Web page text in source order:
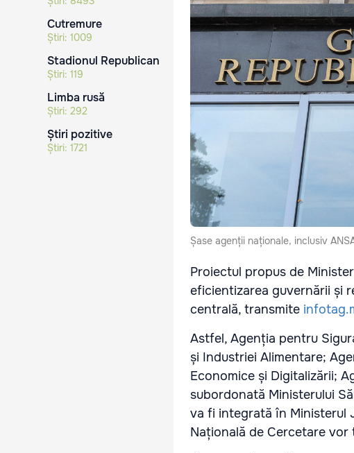
Cutremure
Știri: 1009
Stadionul Republican
Știri: 119
Limba rusă
Știri: 292
Știri pozitive
Știri: 1721
Șase agenții naționale, inclusiv
Proiectul propus de
eficientizarea guvernării și
centrală, transmite
Astfel, Agenția pentru
și Industriei Alimentare;
Economice și Digitalizării;
subordonată Ministerului
va fi integrată în Ministerul
Națională de Cercetare vor